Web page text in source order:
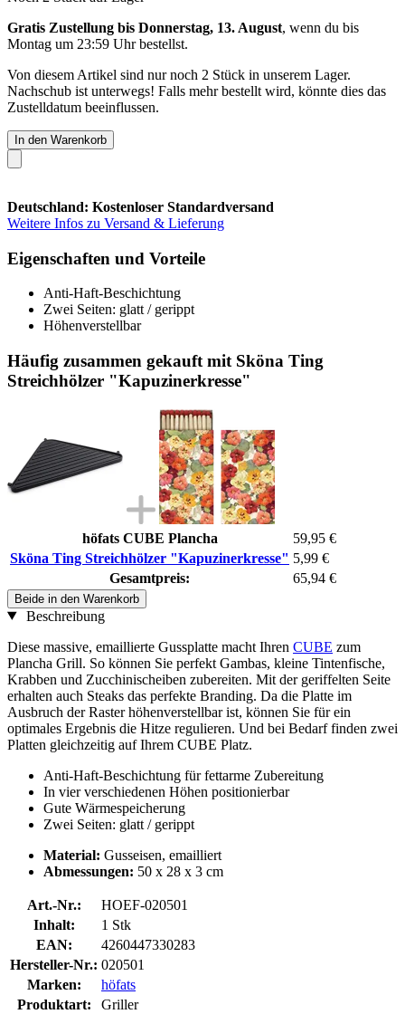
Gratis Zustellung bis Donnerstag, 13. August, wenn du bis
Montag um 23:59 Uhrbestellst.
Von diesem Artikel sind nur noch 2 Stück in unserem Lager.
Nachschub ist unterwegs! Falls mehr bestellt wird, könnte dies das
Zustelldatum beeinflussen.
In den Warenkorb
Deutschland: Kostenloser Standardversand
Weitere Infos zu Versand & Lieferung
Eigenschaften und Vorteile
Anti-Haft-Beschichtung
Zwei Seiten: glatt / gerippt
Höhenverstellbar
Häufig zusammen gekauft mit Sköna Ting
Streichhölzer "Kapuzinerkresse"
höfats CUBE Plancha
59,95 €
Sköna Ting Streichhölzer "Kapuzinerkresse" 5,99 €
Gesamtpreis:
65,94 €
Beide in den Warenkorb
Beschreibung
Diese massive, emaillierte Gussplatte macht Ihren CUBE zum
Plancha Grill. So können Sie perfekt Gambas, kleine Tintenfische,
Krabben und Zucchinischeiben zubereiten. Mit der geriffelten Seite
erhalten auch Steaks das perfekte Branding. Da die Platte im
Ausbruch der Raster höhenverstellbar ist, können Sie für ein
optimales Ergebnis die Hitze regulieren. Und bei Bedarf finden zwei
Platten gleichzeitig auf Ihrem CUBE Platz.
Anti-Haft-Beschichtung für fettarme Zubereitung
In vier verschiedenen Höhen positionierbar
Gute Wärmespeicherung
Zwei Seiten: glatt / gerippt
Material: Gusseisen, emailliert
Abmessungen: 50 x 28 x 3 cm
Art.-Nr.:
HOEF-020501
Inhalt:
1 Stk
EAN:
4260447330283
Hersteller-Nr.: 020501
Marken:
höfats
Produktart:
Griller